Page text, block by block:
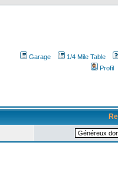
Garage
1/4 Mile Table
Profil